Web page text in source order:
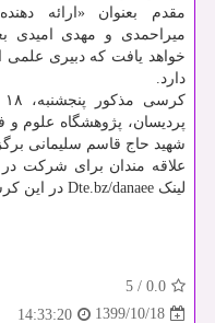
مقدم بعنوان «ارائه
میراحمدی و مهدی امیدی
خواهد یافت که دبیری
دارد.
پردیسان، پژوهشگاه علوم و
شهید حاج قاسم سلیمانی
علاقه مندان برای شرکت
لینک Dte.bz/danaee در این کرسی حضور یابند.
0.0
/
5
1399/10/18
14:33:20